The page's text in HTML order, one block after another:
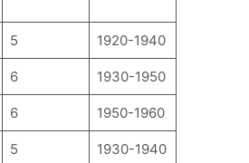
5 1920-1940
6 1930-1950
6 1950-1960
5 1930-1940